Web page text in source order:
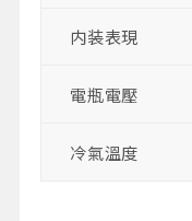
内装表現
電瓶電壓
冷氣溫度